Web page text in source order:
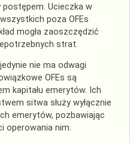
postępem. Ucieczka w
poza OFEs
mogła zaoszczędzić
strat.
nie ma odwagi
OFEs są
kapitału emerytów. Ich
sitwa służy wyłącznie
emerytów, pozbawiając
operowania nim.